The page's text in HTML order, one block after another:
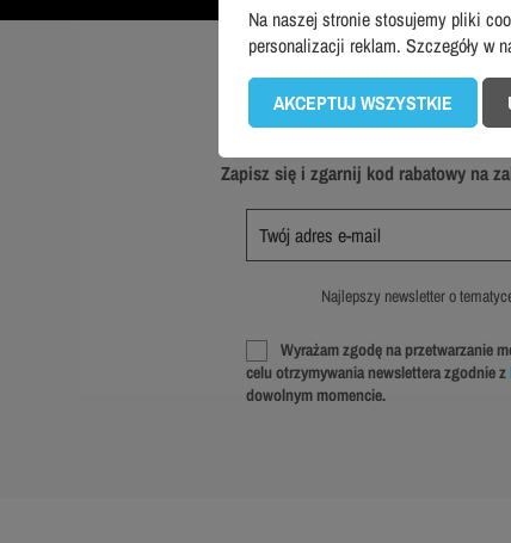
NEWSLETTER
Zapisz się i zgarnij kod rabatowy na
Najlepszy newsletter o
Wyrażam zgodę na przetwarzanie
celu otrzymywania newslettera zgodnie z
dowolnym momencie.
Na naszej stronie stosujemy pliki
personalizacji reklam. Szczegóły w
AKCEPTUJ WSZYSTKIE